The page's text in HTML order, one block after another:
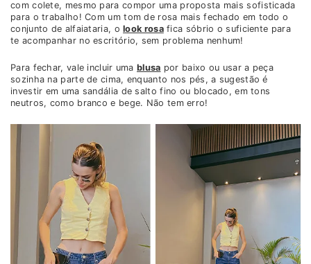
com colete, mesmo para compor uma proposta mais sofisticada
para o trabalho! Com um tom de rosa mais fechado em todo o
conjunto de alfaiataria, olook rosafica sóbrio o suficiente para
te acompanhar no escritório, sem problema nenhum!
Para fechar, vale incluir uma blusa por baixo ou usar a peça
sozinha na parte de cima, enquanto nos pés, a sugestão é
investir em uma sandália de salto fino ou blocado, em tons
neutros, como branco e bege. Não tem erro!